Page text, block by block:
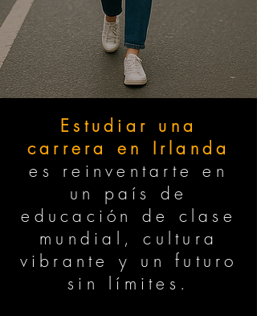
Estudiar una
carrera en Irlanda
es reinventarte en
un país de
educación de clase
mundial, cultura
vibrante y un futuro
sin límites.